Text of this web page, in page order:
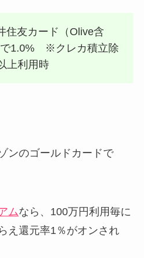
住友カード（Olive含
で1.0% ※クレカ積立除
上利用時
ンのゴールドカードで
ムなら、100万円利用毎に
え還元率1％がオンされ